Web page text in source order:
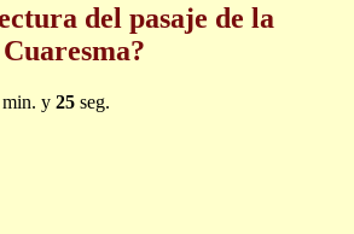
del pasaje de la
min. y 25 seg.